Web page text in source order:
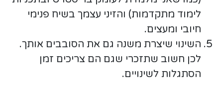
לימוד מתקדמות) והזיני עצמך בשיח פנימי
חיובי ומעצים.
השינוי שיצרת משנה גם את הסובבים אותך.
לכן חשוב שתזכרי שגם הם צריכים זמן
הסתגלות לשינויים.